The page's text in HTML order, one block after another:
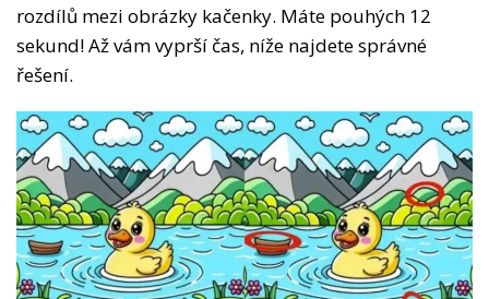
rozdílů mezi obrázky kačenky. Máte pouhých 12
sekund! Až vám vyprší čas, níže najdete správné
řešení.